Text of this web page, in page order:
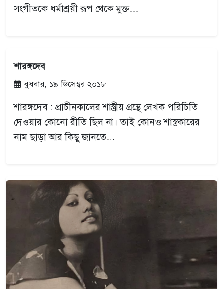
সংগীতকে ধর্মাশ্রয়ী রূপ থেকে মুক্ত…
শারঙ্গদেব
বুধবার, ১৯ ডিসেম্বর ২০১৮
শারঙ্গদেব : প্রাচীনকালের শাস্ত্রীয় গ্রন্থে লেখক পরিচিতি
দেওয়ার কোনো রীতি ছিল না। তাই কোনও শাস্ত্রকারের
নাম ছাড়া আর কিছু জানতে…